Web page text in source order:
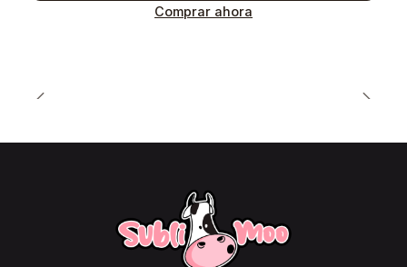
Comprar ahora